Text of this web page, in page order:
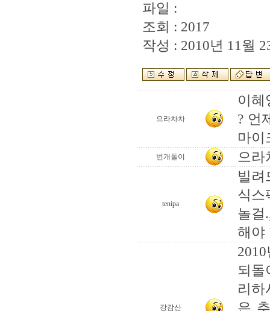
파일 :
조회 : 2017
작성 : 2010년 11월
으라차차
이
? 언
마이
번개돌이 으라
tenipa
빌
식스
놀걸
해야
강감산
되돌
리
은